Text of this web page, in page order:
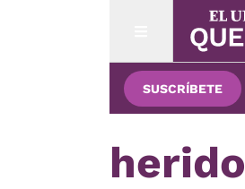
SUSCRÍBETE
herido